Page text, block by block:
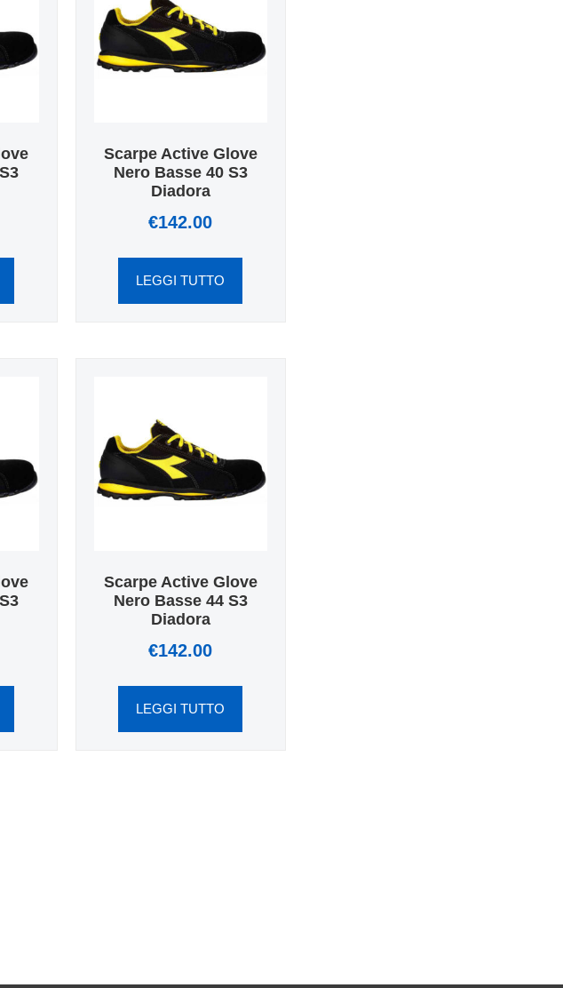
Scarpe Active Glove
Nero Basse 40 S3
Diadora
€142.00
LEGGI TUTTO
Scarpe Active Glove
Nero Basse 44 S3
Diadora
€142.00
LEGGI TUTTO